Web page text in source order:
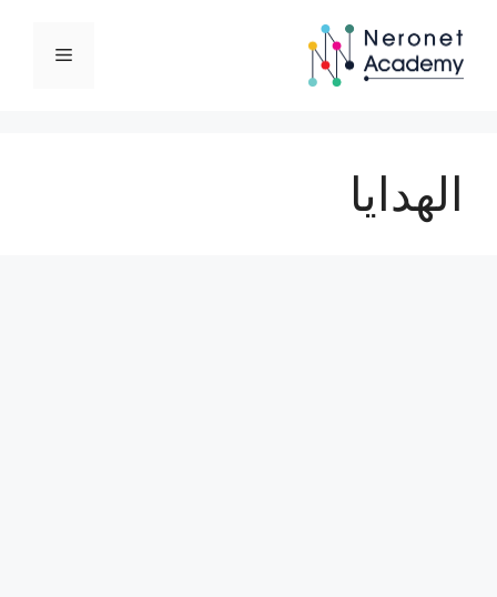
المحتوى
القائمة
الهدايا